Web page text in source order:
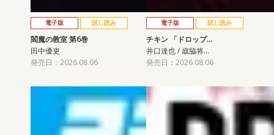
電子版 試し読み
閻魔の教室 第6巻
田中優吏
発売日：2026.08.06
電子版 試し読み
チキン 「ドロップ…
井口達也 / 歳脇将…
発売日：2026.08.06